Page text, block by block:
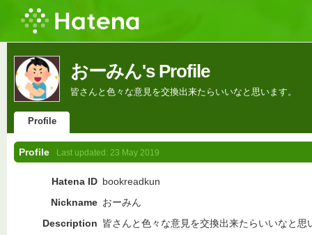
おーみん's Profile
皆さんと色々な意見を交換出来たらいいなと思います。
Profile
Profile Last updated: 23 May 2019
Hatena ID bookreadkun
Nickname おーみん
Description 皆さんと色々な意見を交換出来たらいいなと思